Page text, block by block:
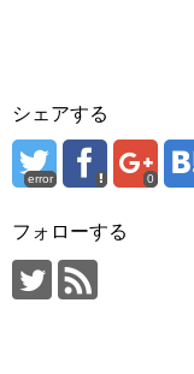
シェアする
error 0
フォローする